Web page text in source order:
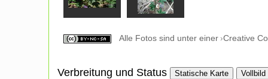
Alle Fotos sind unter einer Creative
Verbreitung und Status Statische Karte Vollbild